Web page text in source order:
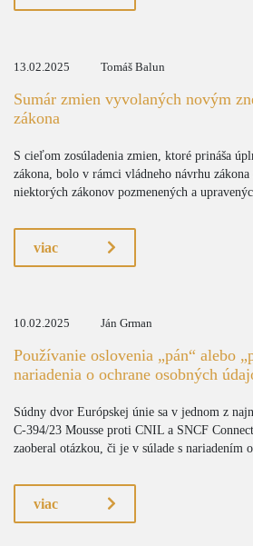
13.02.2025 Tomáš Balun
Sumár zmien vyvolaných novým
zákona
S cieľom zosúladenia zmien, ktoré prináša
zákona, bolo v rámci vládneho návrhu
niektorých zákonov pozmenených a
viac
10.02.2025 Ján Grman
Používanie oslovenia „pán“ alebo
nariadenia o ochrane osobných
Súdny dvor Európskej únie sa v jednom z
C-394/23 Mousse proti CNIL a SNCF
zaoberal otázkou, či je v súlade s nariadením
viac